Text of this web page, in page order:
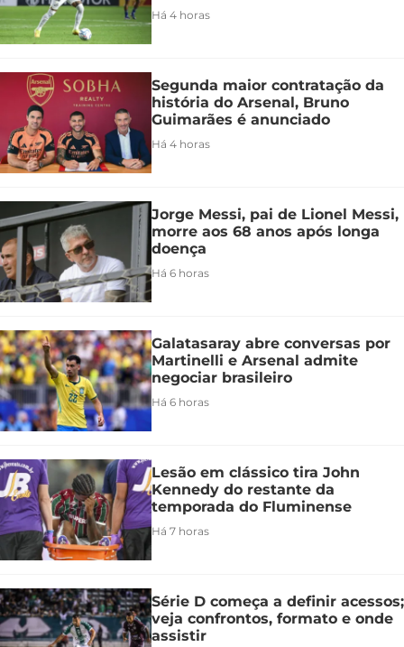
Há 4 horas
Segunda maior contratação da
história do Arsenal, Bruno
Guimarães é anunciado
Há 4 horas
Jorge Messi, pai de Lionel Messi,
morre aos 68 anos após longa
doença
Há 6 horas
Galatasaray abre conversas por
Martinelli e Arsenal admite
negociar brasileiro
Há 6 horas
Lesão em clássico tira John
Kennedy do restante da
temporada do Fluminense
Há 7 horas
Série D começa a definir acessos;
veja confrontos, formato e onde
assistir